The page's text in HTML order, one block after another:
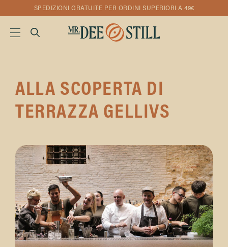
SPEDIZIONI GRATUITE PER ORDINI SUPERIORI A 49€
ALLA SCOPERTA DI
TERRAZZA GELLIVS